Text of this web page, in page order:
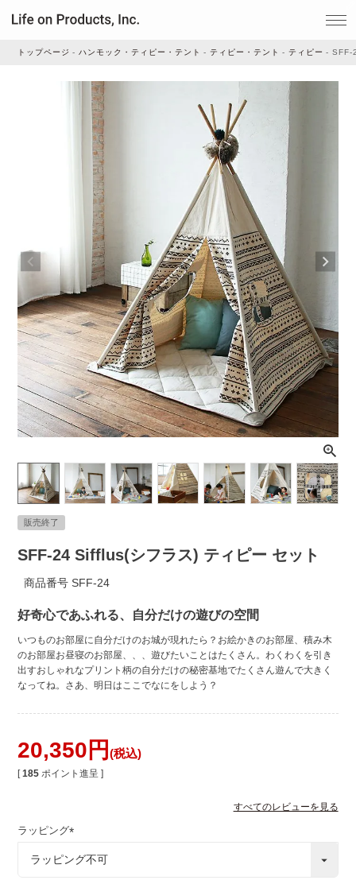
家事・生活雑貨
ルームフレグランス
ビューティー
デジタル雑貨
ライト・シーリングファン
アクセサリー・消耗品
アウトレット
トップページ ハンモック・ティピー・テント ティピー・テント ティピー SFF-
販売終了
SFF-24 Sifflus(シフラス) ティピー セット
商品番号 SFF-24
好奇心であふれる、自分だけの遊びの空間
いつものお部屋に自分だけのお城が現れたら？お絵かきのお部屋、積み木
のお部屋お昼寝のお部屋、、、遊びたいことはたくさん。わくわくを引き
出すおしゃれなプリント柄の自分だけの秘密基地でたくさん遊んで大きく
なってね。さあ、明日はここでなにをしよう？
20,350 税込
[ 185 ポイント進呈 ]
すべてのレビューを見る
ラッピング
必